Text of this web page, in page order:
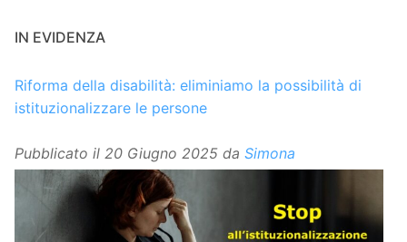
IN EVIDENZA
Riforma della disabilità: eliminiamo la possibilità di
istituzionalizzare le persone
Pubblicato il 20 Giugno 2025 da Simona